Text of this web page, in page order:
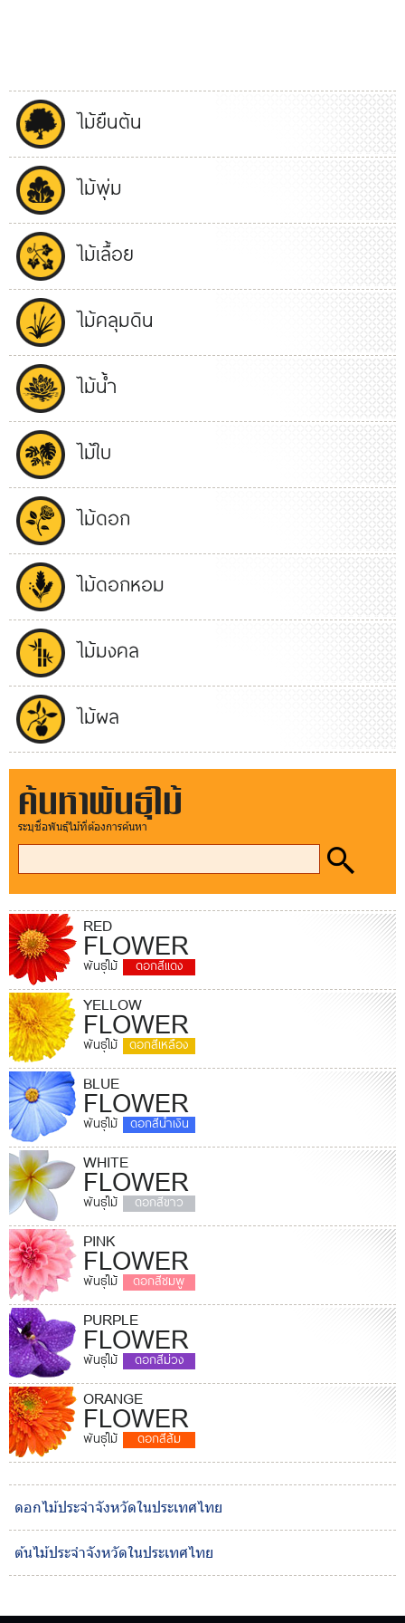
ไม้ยืนต้น
ไม้พุ่ม
ไม้เลื้อย
ไม้คลุมดิน
ไม้น้ำ
ไม้ใบ
ไม้ดอก
ไม้ดอกหอม
ไม้มงคล
ไม้ผล
ค้นหาพันธุ์ไม้
ระบุชื่อพันธุ์ไม้ที่ต้องการค้นหา
RED
FLOWER
พันธุ์ไม้ ดอกสีแดง
YELLOW
FLOWER
พันธุ์ไม้ ดอกสีเหลือง
BLUE
FLOWER
พันธุ์ไม้ ดอกสีน้ำเงิน
WHITE
FLOWER
พันธุ์ไม้ ดอกสีขาว
PINK
FLOWER
พันธุ์ไม้ ดอกสีชมพู
PURPLE
FLOWER
พันธุ์ไม้ ดอกสีม่วง
ORANGE
FLOWER
พันธุ์ไม้ ดอกสีส้ม
ดอกไม้ประจำจังหวัดในประเทศไทย
ต้นไม้ประจำจังหวัดในประเทศไทย